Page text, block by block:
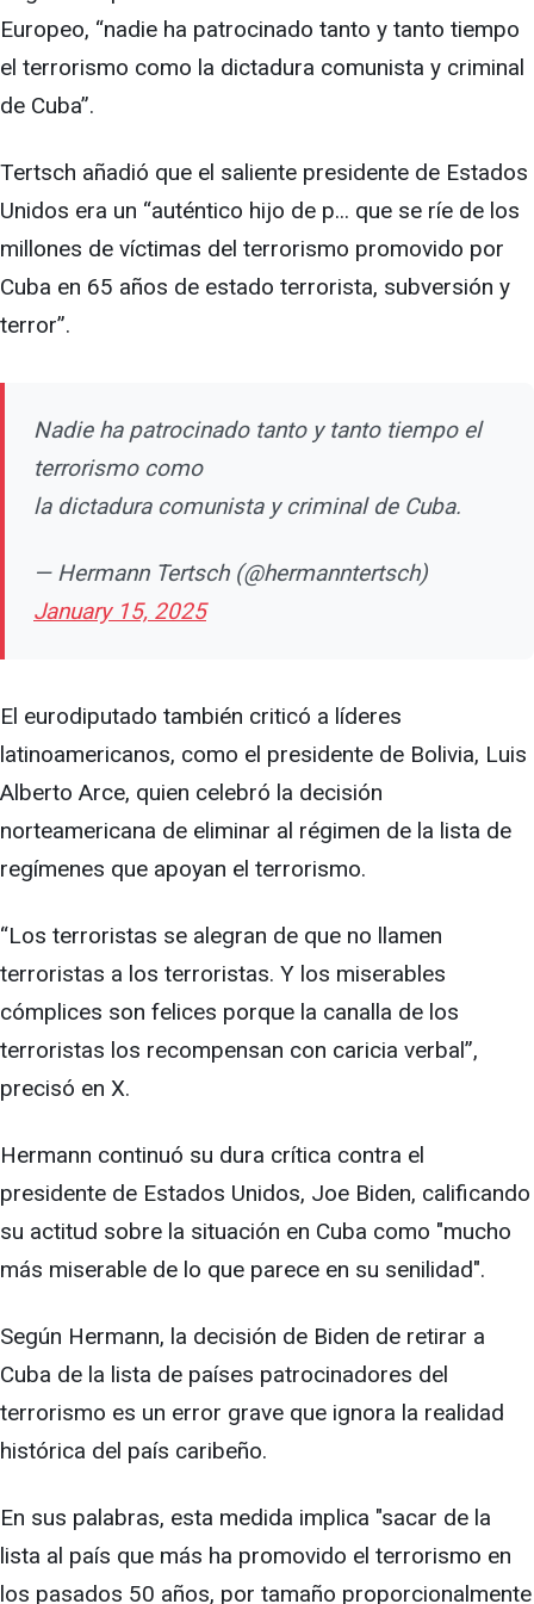
Europeo, “nadie ha patrocinado tanto y tanto tiempo
el terrorismo como la dictadura comunista y criminal
de Cuba”.
Tertsch añadió que el saliente presidente de Estados
Unidos era un “auténtico hijo de p... que se ríe de los
millones de víctimas del terrorismo promovido por
Cuba en 65 años de estado terrorista, subversión y
terror”.
Nadie ha patrocinado tanto y tanto tiempo el
terrorismo como
la dictadura comunista y criminal de Cuba.
— Hermann Tertsch (@hermanntertsch)
January 15, 2025
El eurodiputado también criticó a líderes
latinoamericanos, como el presidente de Bolivia, Luis
Alberto Arce, quien celebró la decisión
norteamericana de eliminar al régimen de la lista de
regímenes que apoyan el terrorismo.
“Los terroristas se alegran de que no llamen
terroristas a los terroristas. Y los miserables
cómplices son felices porque la canalla de los
terroristas los recompensan con caricia verbal”,
precisó en X.
Hermann continuó su dura crítica contra el
presidente de Estados Unidos, Joe Biden, calificando
su actitud sobre la situación en Cuba como "mucho
más miserable de lo que parece en su senilidad".
Según Hermann, la decisión de Biden de retirar a
Cuba de la lista de países patrocinadores del
terrorismo es un error grave que ignora la realidad
histórica del país caribeño.
En sus palabras, esta medida implica "sacar de la
lista al país que más ha promovido el terrorismo en
los pasados 50 años, por tamaño proporcionalmente